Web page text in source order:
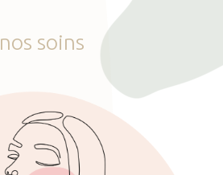
nos soins